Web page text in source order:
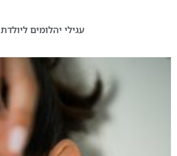
עגילי יהלומים ליולדת